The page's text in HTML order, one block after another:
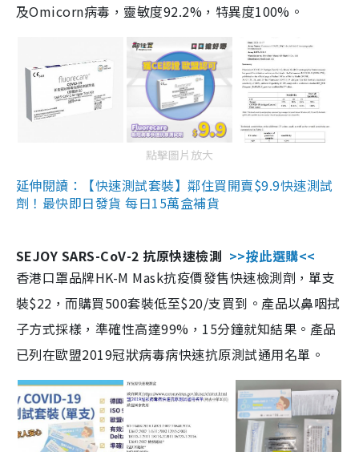
及Omicorn病毒，靈敏度92.2%，特異度100%。
點擊圖片放大
延伸閱讀：【快速測試套裝】鄰住買開賣$9.9快速測試
劑！最快即日發貨 每日15萬盒補貨
SEJOY SARS-CoV-2 抗原快速檢測 >>按此選購<<
香港口罩品牌HK-M Mask抗疫價發售快速檢測劑，單支
裝$22，而購買500套裝低至$20/支買到。產品以鼻咽拭
子方式採樣，準確性高達99%，15分鐘就知結果。產品
已列在歐盟2019冠狀病毒病快速抗原測試通用名單。